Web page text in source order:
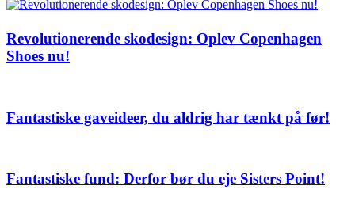
Revolutionerende skodesign: Oplev Copenhagen
Shoes nu!
Fantastiske gaveideer, du aldrig har tænkt på før!
Fantastiske fund: Derfor bør du eje Sisters Point!